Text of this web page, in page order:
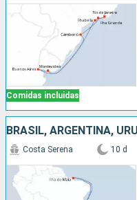
Comidas incluidas
BRASIL, ARGENTINA,
Costa Serena 10 d